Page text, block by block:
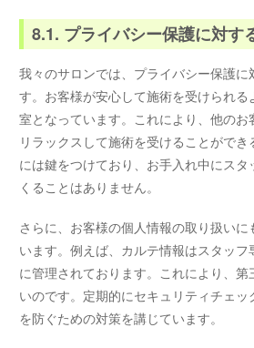
8.1. プライバシー保護に対す
我々のサロンでは、プライバシー保護
す。お客様が安心して施術を受けられ
室となっています。これにより、他のお
リラックスして施術を受けることがで
には鍵をつけており、お手入れ中にスタ
くることはありません。
さらに、お客様の個人情報の取り扱いに
います。例えば、カルテ情報はスタッ
に管理されております。これにより、
いのです。定期的にセキュリティチェ
を防ぐための対策を講じています。